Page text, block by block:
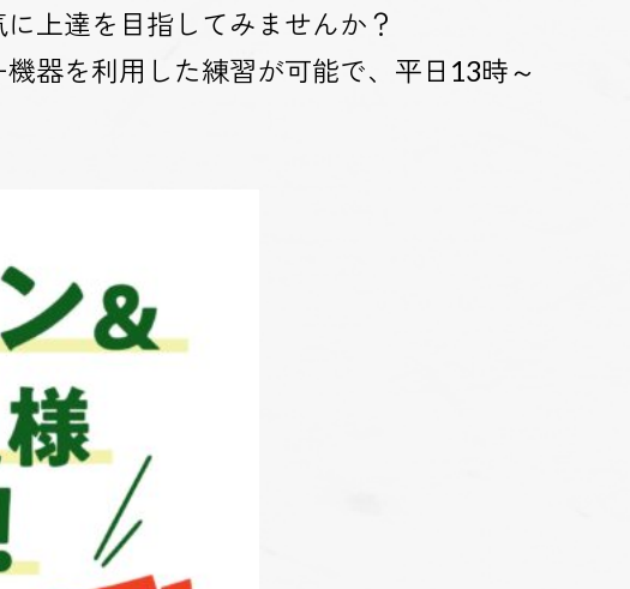
上達を目指してみませんか？
器を利用した練習が可能で、平日13時～